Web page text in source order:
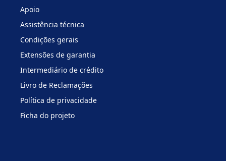
Apoio
Assistência técnica
Condições gerais
Extensões de garantia
Intermediário de crédito
Livro de Reclamações
Política de privacidade
Ficha do projeto